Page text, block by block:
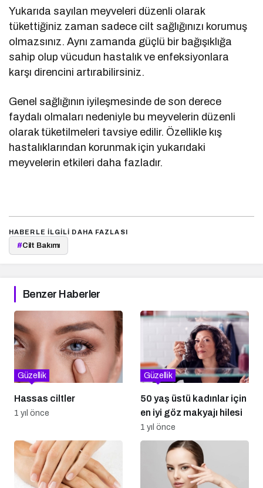
Yukarıda sayılan meyveleri düzenli olarak
tükettiğiniz zaman sadece cilt sağlığınızı korumuş
olmazsınız. Aynı zamanda güçlü bir bağışıklığa
sahip olup vücudun hastalık ve enfeksiyonlara
karşı direncini artırabilirsiniz.
Genel sağlığının iyileşmesinde de son derece
faydalı olmaları nedeniyle bu meyvelerin düzenli
olarak tüketilmeleri tavsiye edilir. Özellikle kış
hastalıklarından korunmak için yukarıdaki
meyvelerin etkileri daha fazladır.
HABERLE ILGILI DAHA FAZLASI
#Cilt Bakımı
Benzer Haberler
Hassas ciltler
Güzellik
1 yıl önce
50 yaş üstü kadınlar için
en iyi göz makyajı hilesi
Güzellik
1 yıl önce